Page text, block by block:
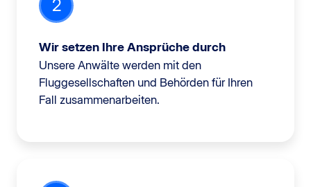
2
Wir setzen Ihre Ansprüche durch
Unsere Anwälte werden mit den
Fluggesellschaften und Behörden für Ihren
Fall zusammenarbeiten.